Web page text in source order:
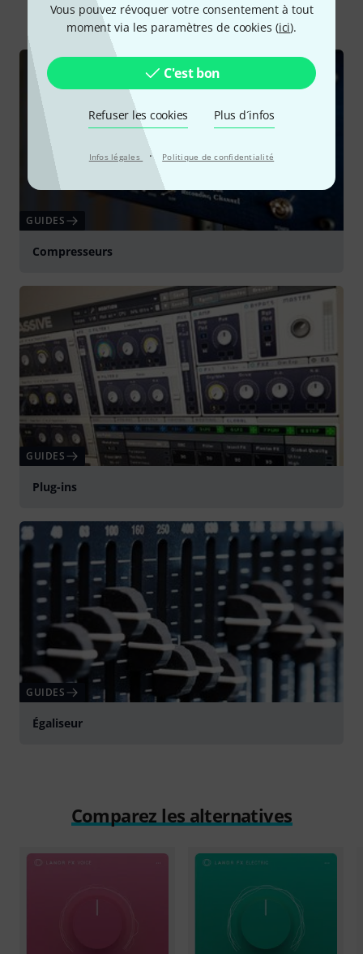
Vous pouvez révoquer votre consentement à tout
moment via les paramètres de cookies (ici).
C'est bon
Refuser les cookies Plus d´infos
Infos légales · Politique de confidentialité
Tout Guides
GUIDES
Compresseurs
GUIDES
Plug-ins
GUIDES
Égaliseur
Comparez les alternatives